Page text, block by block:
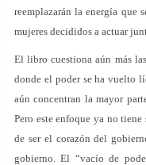
reemplazarán la energía que
mujeres decididos a actuar
El libro cuestiona aún más
donde el poder se ha vuelto
aún concentran la mayor
Pero este enfoque ya no
de ser el corazón del
gobierno. El “vacío de